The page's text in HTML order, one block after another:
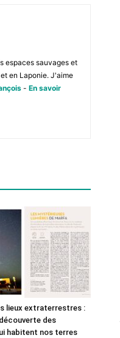
espaces sauvages et
en Laponie. J'aime
- En savoir
lieux extraterrestres :
des
habitent nos terres